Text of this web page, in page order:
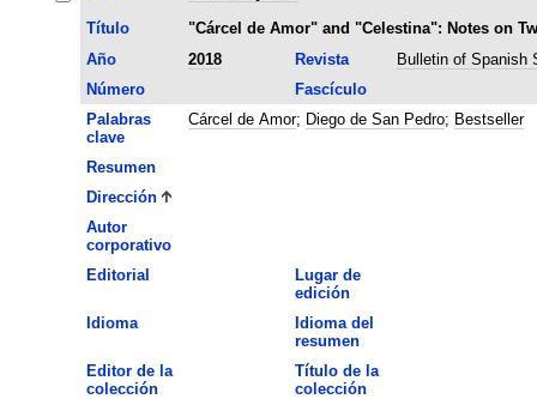
Título
"Cárcel de Amor" and "Celestina": Notes on
Año
2018 Revista
Bulletin of Spanish
Número
Fascículo
Palabras
clave
Cárcel de Amor; Diego de San Pedro; Bestseller
Resumen
Dirección
Autor
corporativo
Editorial
Lugar de
edición
Idioma
Idioma del
resumen
Editor de la
colección
Título de la
colección